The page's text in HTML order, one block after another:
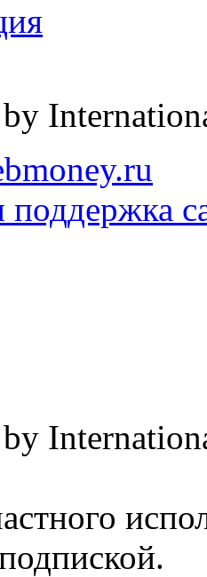
поддержка